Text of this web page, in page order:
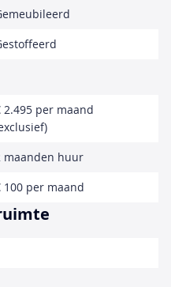
2.495 per maand
maanden huur
100 per maand